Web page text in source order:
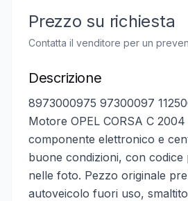
Prezzo su richiesta
Contatta il venditore per un
Descrizione
8973000975 97300097
Motore OPEL CORSA C
componente elettronico e
buone condizioni, con codice
nelle foto. Pezzo originale
autoveicolo fuori uso,